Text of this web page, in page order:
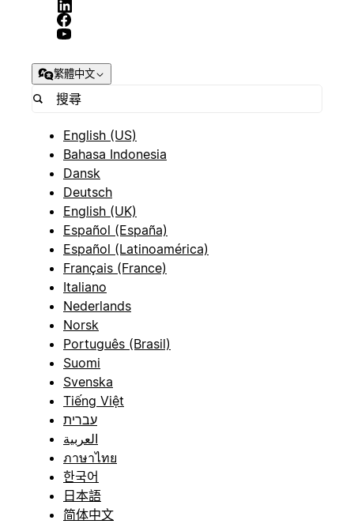
繁體中文
English (US)
Bahasa Indonesia
Dansk
Deutsch
English (UK)
Español (España)
Español (Latinoamérica)
Français (France)
Italiano
Nederlands
Norsk
Português (Brasil)
Suomi
Svenska
Tiếng Việt
עברית
العربية
ภาษาไทย
한국어
日本語
简体中文